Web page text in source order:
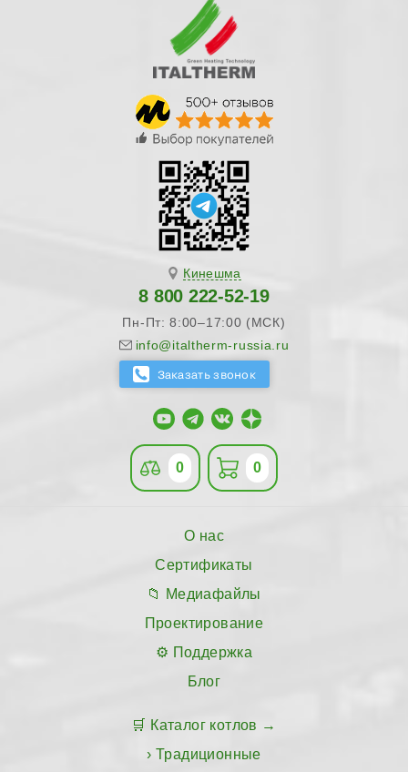
Кинешма
8 800 222-52-19
Пн-Пт: 8:00–17:00 (МСК)
info@italtherm-russia.ru
0 0
О нас
Сертификаты
Медиафайлы
Проектирование
Поддержка
Блог
Каталог котлов
Традиционные